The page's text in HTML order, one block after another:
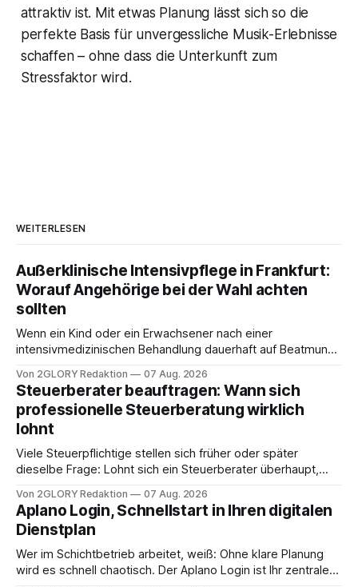
attraktiv ist. Mit etwas Planung lässt sich so die
perfekte Basis für unvergessliche Musik-Erlebnisse
schaffen – ohne dass die Unterkunft zum
Stressfaktor wird.
WEITERLESEN
Außerklinische Intensivpflege in Frankfurt:
Worauf Angehörige bei der Wahl achten
sollten
Wenn ein Kind oder ein Erwachsener nach einer
intensivmedizinischen Behandlung dauerhaft auf Beatmung
angewiesen ist, stellt sich für Familien eine schwierige
Frage: Muss die Versorgung dauerhaft in der Klinik bleiben –
oder ist ein Leben zu Hause möglich? Die außerklinische
Intensivpflege bietet genau diese Alternative: Sie
Von 2GLORY Redaktion 07 Aug. 2026
Steuerberater beauftragen: Wann sich
professionelle Steuerberatung wirklich
lohnt
Viele Steuerpflichtige stellen sich früher oder später
dieselbe Frage: Lohnt sich ein Steuerberater überhaupt,
erledigen? Die kurze Antwort: Bei einfachen
Einkommensverhältnissen reicht häufig eine Steuersoftware
aus – sobald jedoch mehrere Einkunftsarten
zusammentreffen oder größere finanzielle Veränderungen
anstehen, zahlt sich professionelle Unterstützung meist
Von 2GLORY Redaktion 07 Aug. 2026
Aplano Login, Schnellstart in Ihren digitalen
Dienstplan
Wer im Schichtbetrieb arbeitet, weiß: Ohne klare Planung
wird es schnell chaotisch. Der Aplano Login ist Ihr zentraler